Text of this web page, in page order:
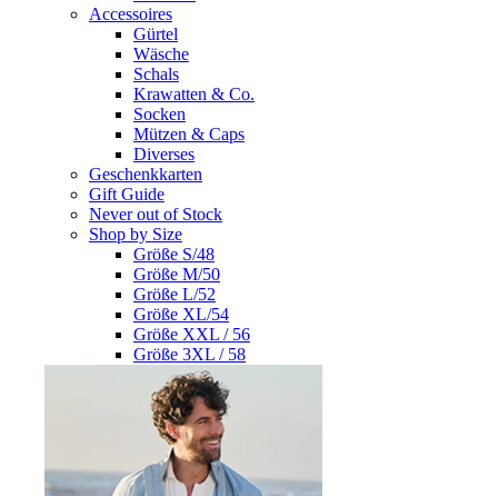
Accessoires
Gürtel
Wäsche
Schals
Krawatten & Co.
Socken
Mützen & Caps
Diverses
Geschenkkarten
Gift Guide
Never out of Stock
Shop by Size
Größe S/48
Größe M/50
Größe L/52
Größe XL/54
Größe XXL / 56
Größe 3XL / 58